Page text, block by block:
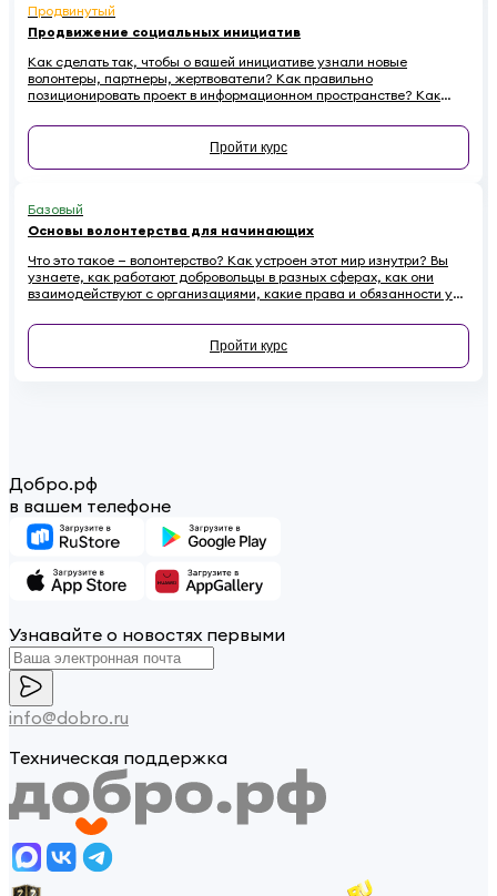
Продвинутый
Продвижение социальных инициатив
Как сделать так, чтобы о вашей инициативе узнали новые
волонтеры, партнеры, жертвователи? Как правильно
позиционировать проект в информационном пространстве? Как
со СМИ? Все это — в новом курсе.
Пройти курс
Базовый
Основы волонтерства для начинающих
Что это такое — волонтерство? Как устроен этот мир изнутри? Вы
узнаете, как работают добровольцы в разных сферах, как они
взаимодействуют с организациями, какие права и обязанности у
распространенных ошибок.
Пройти курс
Добро.рф
в вашем телефоне
Узнавайте о новостях первыми
info@dobro.ru
Техническая поддержка